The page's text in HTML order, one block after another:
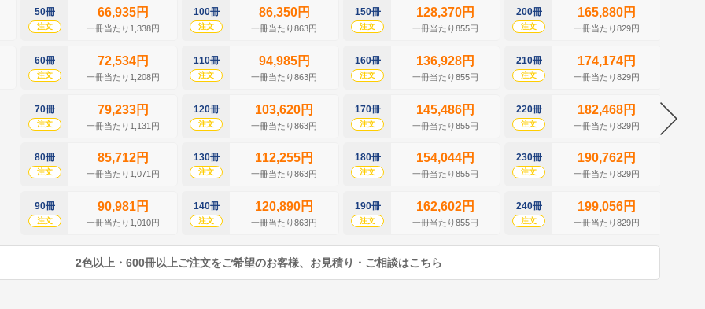
50冊
注文
66,935円
一冊当たり1,338円
60冊
注文
72,534円
一冊当たり1,208円
70冊
注文
79,233円
一冊当たり1,131円
80冊
注文
85,712円
一冊当たり1,071円
90冊
注文
90,981円
一冊当たり1,010円
100冊
注文
86,350円
一冊当たり863円
110冊
注文
94,985円
一冊当たり863円
120冊
注文
103,620円
一冊当たり863円
130冊
注文
112,255円
一冊当たり863円
140冊
注文
120,890円
一冊当たり863円
150冊
注文
128,370円
一冊当たり855円
160冊
注文
136,928円
一冊当たり855円
170冊
注文
145,486円
一冊当たり855円
180冊
注文
154,044円
一冊当たり855円
190冊
注文
162,602円
一冊当たり855円
200冊
注文
165,880円
一冊当たり829円
210冊
注文
174,174円
一冊当たり829円
220冊
注文
182,468円
一冊当たり829円
230冊
注文
190,762円
一冊当たり829円
240冊
注文
199,056円
一冊当たり829円
2色以上・600冊以上ご注文をご希望のお客様、お見積り・ご相談はこちら